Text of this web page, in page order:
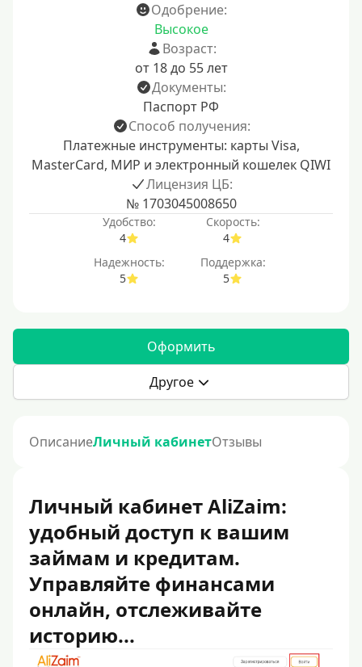
Одобрение:
Высокое
Возраст:
от 18 до 55 лет
Документы:
Паспорт РФ
Способ получения:
Платежные инструменты: карты Visa,
MasterCard, МИР и электронный кошелек QIWI
Лицензия ЦБ:
№ 1703045008650
Удобство:
4
Скорость:
4
Надежность:
5
Поддержка:
5
Оформить
Другое
ОписаниеЛичный кабинетОтзывы
Личный кабинет AliZaim:
удобный доступ к вашим
займам и кредитам.
Управляйте финансами
онлайн, отслеживайте
историю...